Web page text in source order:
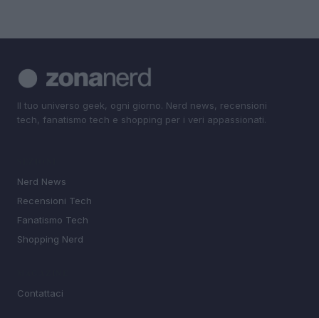
Il tuo universo geek, ogni giorno. Nerd news, recensioni
tech, fanatismo tech e shopping per i veri appassionati.
Nerd News
Recensioni Tech
Fanatismo Tech
Shopping Nerd
Contattaci